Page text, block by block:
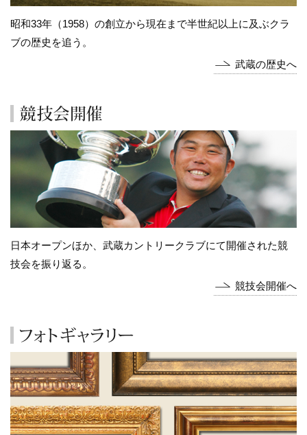
昭和33年（1958）の創立から現在まで半世紀以上に及ぶクラ
ブの歴史を追う。
武蔵の歴史へ
日本オープンほか、武蔵カントリークラブにて開催された競
技会を振り返る。
競技会開催へ